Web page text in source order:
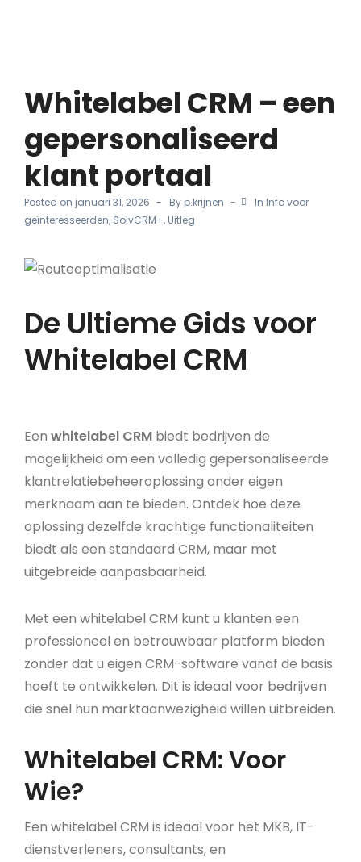
Whitelabel CRM – een
gepersonaliseerd
klant portaal
Posted on januari 31, 2026 By p.krijnen In Info voor
geïnteresseerden, SolvCRM+, Uitleg
De Ultieme Gids voor
Whitelabel CRM
Een whitelabel CRM biedt bedrijven de
mogelijkheid om een volledig gepersonaliseerde
klantrelatiebeheeroplossing onder eigen
merknaam aan te bieden. Ontdek hoe deze
oplossing dezelfde krachtige functionaliteiten
biedt als een standaard CRM, maar met
uitgebreide aanpasbaarheid.
Met een whitelabel CRM kunt u klanten een
professioneel en betrouwbaar platform bieden
zonder dat u eigen CRM-software vanaf de basis
hoeft te ontwikkelen. Dit is ideaal voor bedrijven
die snel hun marktaanwezigheid willen uitbreiden.
Whitelabel CRM: Voor
Wie?
Een whitelabel CRM is ideaal voor het MKB, IT-
dienstverleners, consultants, en